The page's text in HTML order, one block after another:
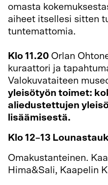
omasta
aiheet itsellesi sitten
tuntemattomia.
Klo 11.20 Orlan
kuraattori ja
Valokuvataiteen
yleisötyön toimet:
aliedustettujen
lisäämisestä.
Klo 12–13
Omakustanteinen.
Hima&Sali, Kaapelin